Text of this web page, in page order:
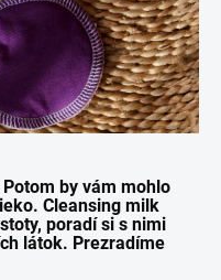
by vám mohlo
Cleansing milk
poradí si s nimi
látok. Prezradíme